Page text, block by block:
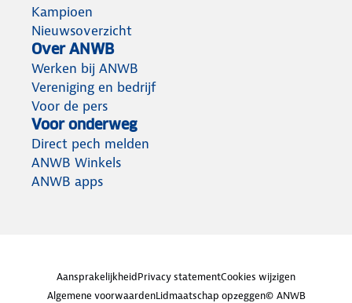
Kampioen
Nieuwsoverzicht
Over ANWB
Werken bij ANWB
Vereniging en bedrijf
Voor de pers
Voor onderweg
Direct pech melden
ANWB Winkels
ANWB apps
AansprakelijkheidPrivacy statementCookies wijzigen
Algemene voorwaardenLidmaatschap opzeggen© ANWB